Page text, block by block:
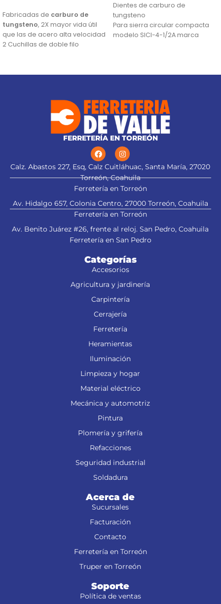
Fabricadas de carburo de
tungsteno, 2X mayor vida útil
que las de acero alta velocidad
2 Cuchillas de doble filo
3-1/4N, CEPEL-3-1/4A4 y CEPEL-3-
Este producto sustituye a: CU-
CEPEL-3-1/4X (13092)
Dientes de carburo de
tungsteno
Para sierra circular compacta
modelo SICI-4-1/2A marca
FERRETERÍA EN TORREÓN
Calz. Abastos 227, Esq, Calz Cuitláhuac, Santa María, 27020
Torreón, Coahuila
Ferretería en Torreón
Av. Hidalgo 657, Colonia Centro, 27000 Torreón, Coahuila
Ferretería en Torreón
Av. Benito Juárez #26, frente al reloj. San Pedro, Coahuila
Ferretería en San Pedro
Categorías
Accesorios
Agricultura y jardinería
Carpintería
Cerrajería
Ferretería
Heramientas
Iluminación
Limpieza y hogar
Material eléctrico
Mecánica y automotriz
Pintura
Plomería y grifería
Refacciones
Seguridad industrial
Soldadura
Acerca de
Sucursales
Facturación
Contacto
Ferretería en Torreón
Truper en Torreón
Soporte
Política de ventas